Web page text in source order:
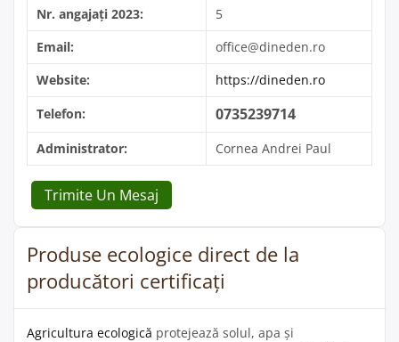
Nr. angajați 2023:
5
Email:
office@dineden.ro
Website:
https://dineden.ro
Telefon:
0735239714
Administrator: Cornea Andrei Paul
Trimite Un Mesaj
Produse ecologice direct de la
producători certificați
Agricultura ecologică protejează solul, apa și